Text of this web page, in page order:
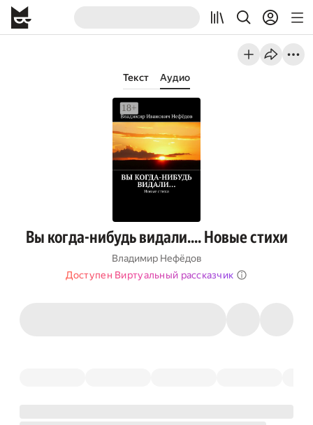
Текст Аудио
Вы когда-нибудь видали…. Новые стихи
Владимир Нефёдов
Доступен Виртуальный рассказчик